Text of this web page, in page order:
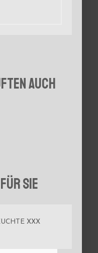
auch
Sie
XXX